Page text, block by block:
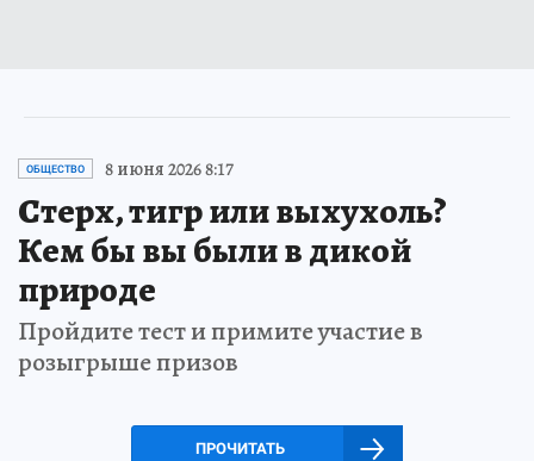
ОБЩЕСТВО 8 июня 2026 8:17
Стерх, тигр или выхухоль?
Кем бы вы были в дикой
природе
Пройдите тест и примите участие в
розыгрыше призов
ПРОЧИТАТЬ